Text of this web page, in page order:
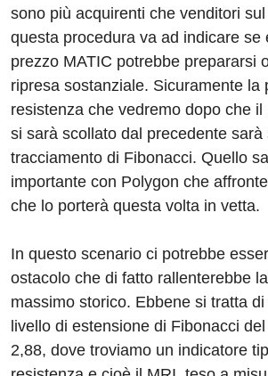
sono più acquirenti che venditori
questa procedura va ad indicare se
prezzo MATIC potrebbe prepararsi
ripresa sostanziale. Sicuramente la
resistenza che vedremo dopo che il
si sarà scollato dal precedente sarà
tracciamento di Fibonacci. Quello
importante con Polygon che
che lo porterà questa volta in vetta.
In questo scenario ci potrebbe
ostacolo che di fatto rallenterebbe
massimo storico. Ebbene si tratta di
livello di estensione di Fibonacci
2,88, dove troviamo un indicatore